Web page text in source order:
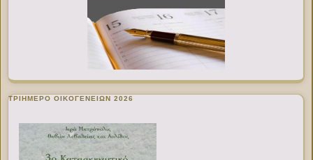
ΤΡΙΗΜΕΡΟ ΟΙΚΟΓΕΝΕΙΩΝ 2026